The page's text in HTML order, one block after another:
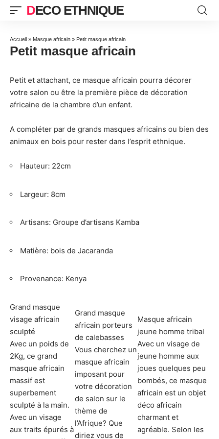
DECO ETHNIQUE
Petit masque africain
Accueil » Masque africain » Petit masque africain
Petit et attachant, ce masque africain pourra décorer
votre salon ou être la première pièce de décoration
africaine de la chambre d’un enfant.
A compléter par de grands masques africains ou bien des
animaux en bois pour rester dans l’esprit ethnique.
Hauteur: 22cm
Largeur: 8cm
Artisans: Groupe d’artisans Kamba
Matière: bois de Jacaranda
Provenance: Kenya
Grand masque
visage africain
sculpté
Avec un poids de
2Kg, ce grand
masque africain
massif est
superbement
sculpté à la main.
Avec un visage
aux traits épurés à
Grand masque
africain porteurs
de calebasses
Vous cherchez un
masque africain
imposant pour
votre décoration
de salon sur le
thème de
l’Afrique? Que
diriez vous de
Masque africain
jeune homme tribal
Avec un visage de
jeune homme aux
joues quelques peu
bombés, ce masque
africain est un objet
déco africain
charmant et
agréable. Selon les